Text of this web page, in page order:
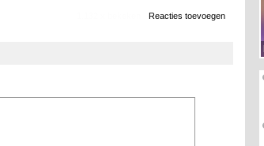
Reacties toevoegen